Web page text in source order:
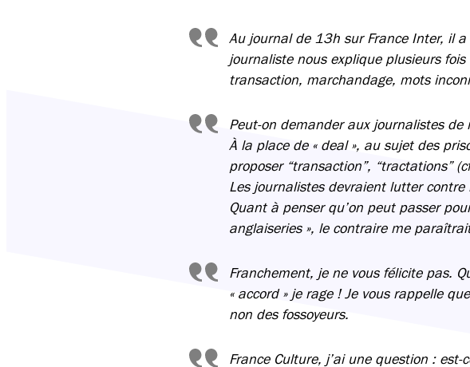
Au journal de 13h sur France Inter, il
journaliste nous explique plusieurs fois
transaction, marchandage, mots
Peut-on demander aux journalistes de
À la place de « deal », au sujet des
proposer “transaction”, “tractations”
Les journalistes devraient lutter contre
Quant à penser qu’on peut passer
anglaiseries », le contraire me
Franchement, je ne vous félicite pas.
« accord » je rage ! Je vous rappelle
non des fossoyeurs.
France Culture, j’ai une question :